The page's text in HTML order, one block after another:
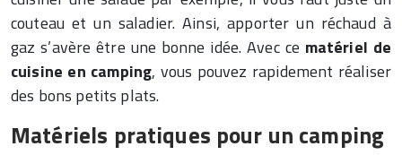
couteau et un saladier. Ainsi, apporter un réchaud à
gaz s’avère être une bonne idée. Avec ce matériel de
cuisine en camping, vous pouvez rapidement réaliser
des bons petits plats.
Matériels pratiques pour un camping